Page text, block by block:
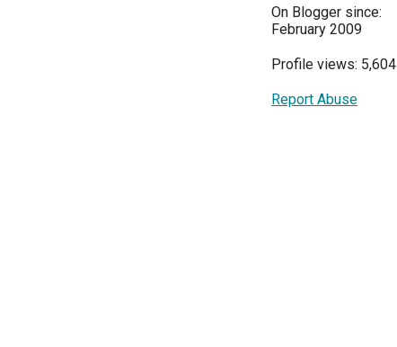
On Blogger since:
February 2009
Profile views: 5,604
Report Abuse